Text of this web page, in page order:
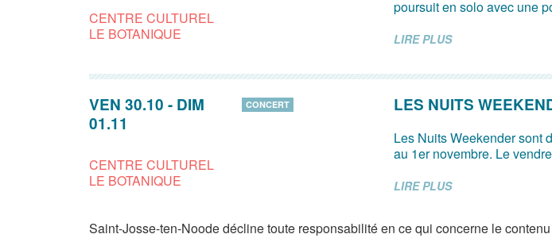
CENTRE CULTUREL
LE BOTANIQUE
poursuit en solo avec une
LIRE PLUS
VEN 30.10 - DIM
01.11
CENTRE CULTUREL
LE BOTANIQUE
CONCERT LES NUITS
Les Nuits Weekender sont
au 1er novembre. Le
LIRE PLUS
Saint-Josse-ten-Noode décline toute responsabilité en ce qui concerne le